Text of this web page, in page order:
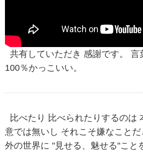
共有していただき 感謝です。
100％かっこいい。
比べたり 比べられたりするのは
意では無いし それこそ嫌なこと
外の世界に "見せる、魅せる"こと